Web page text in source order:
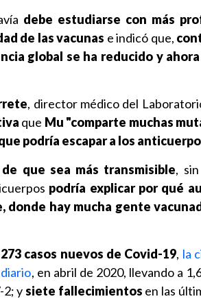
debe estudiarse con más
de las vacunas e indicó que,
global se ha reducido y
, director médico del
que Mu "comparte muchas
podría escapar a los
que sea más transmisible,
podría explicar por qué
donde hay mucha gente
273 casos nuevos de Covid-19, la
, en abril de 2020, llevando a
2; ysiete fallecimientos en las